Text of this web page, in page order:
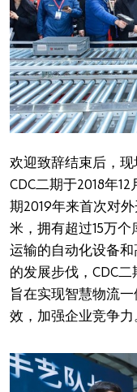
欢迎致辞结束后，现
CDC二期于2018年
期2019年来首次对
米，拥有超过15万
运输的自动化设备
的发展步伐，CDC
旨在实现智慧物流
效，加强企业竞争力